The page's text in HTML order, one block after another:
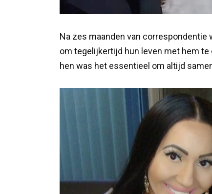
Na zes maanden van correspondentie
om tegelijkertijd hun leven met hem
hen was het essentieel om altijd